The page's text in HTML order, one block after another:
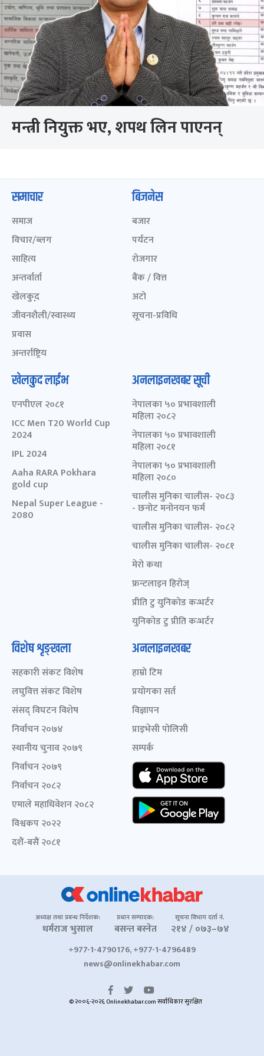
मन्त्री नियुक्त भए, शपथ लिन पाएनन्
समाचार
समाज
विचार/ब्लग
साहित्य
अन्तर्वार्ता
खेलकुद़़
जीवनशैली/स्वास्थ्य
प्रवास
अन्तर्राष्ट्रिय
बिजनेस
बजार
पर्यटन
रोजगार
बैंक / वित्त
अटो
सूचना-प्रविधि
खेलकुद लाईभ
एनपीएल २०८१
ICC Men T20 World Cup
2024
IPL 2024
Aaha RARA Pokhara
gold cup
Nepal Super League -
2080
अनलाइनखबर सूची
नेपालका ५० प्रभावशाली
महिला २०८२
नेपालका ५० प्रभावशाली
महिला २०८१
नेपालका ५० प्रभावशाली
महिला २०८०
चालीस मुनिका चालीस- २०८३
- छनोट मनोनयन फर्म
चालीस मुनिका चालीस- २०८२
चालीस मुनिका चालीस- २०८१
मेरो कथा
फ्रन्टलाइन हिरोज्
प्रीति टु युनिकोड कन्भर्टर
युनिकोड टु प्रीति कन्भर्टर
विशेष शृङ्खला
सहकारी संकट विशेष
लघुवित्त संकट विशेष
संसद् विघटन विशेष
निर्वाचन २०७४
स्थानीय चुनाव २०७९
निर्वाचन २०७९
निर्वाचन २०८२
एमाले महाधिवेशन २०८२
विश्वकप २०२२
दशैं-बसैं २०८१
अनलाइनखबर
हाम्रो टिम
प्रयोगका सर्त
विज्ञापन
प्राइभेसी पोलिसी
सम्पर्क
अध्यक्ष तथा प्रबन्ध निर्देशक:
धर्मराज भुसाल
प्रधान सम्पादक:
बसन्त बस्नेत
सूचना विभाग दर्ता नं.
२१४ / ०७३–७४
+977-1-4790176, +977-1-4796489
news@onlinekhabar.com
© २००६-२०२६ Onlinekhabar.com सर्वाधिकार सुरक्षित